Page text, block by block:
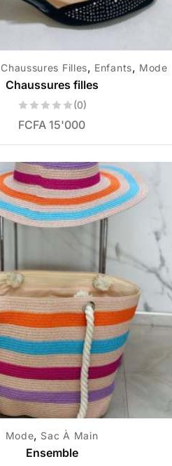
Chaussures Filles, Enfants, Mode
Chaussures filles
(0)
FCFA 15'000
Mode, Sac À Main
Ensemble